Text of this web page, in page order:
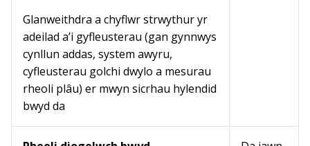
Glanweithdra a chyflwr strwythur yr
adeilad a’i gyfleusterau (gan gynnwys
cynllun addas, system awyru,
cyfleusterau golchi dwylo a mesurau
rheoli plâu) er mwyn sicrhau hylendid
bwyd da